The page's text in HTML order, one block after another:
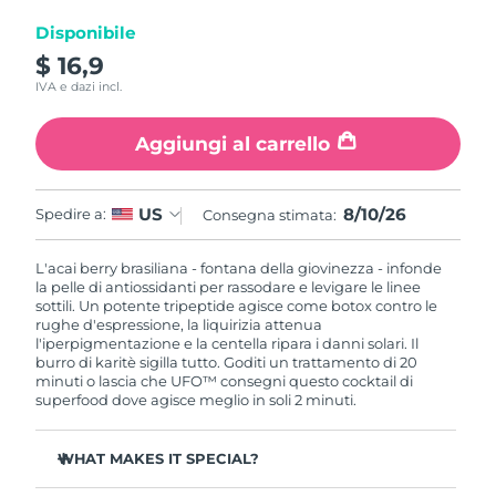
Disponibile
$ 16,9
IVA e dazi incl.
Aggiungi al carrello
Spedire a: US Consegna stimata: 8/10/26
L'acai berry brasiliana - fontana della giovinezza - infonde
la pelle di antiossidanti per rassodare e levigare le linee
sottili. Un potente tripeptide agisce come botox contro le
rughe d'espressione, la liquirizia attenua
l'iperpigmentazione e la centella ripara i danni solari. Il
burro di karitè sigilla tutto. Goditi un trattamento di 20
minuti o lascia che UFO™ consegni questo cocktail di
superfood dove agisce meglio in soli 2 minuti.
WHAT MAKES IT SPECIAL?
RAS di Macao
Malta Consegna stimata 8/9/26
Messico Consegna stimata
Monaco Consegna stimata 8/10/26
Paesi Bassi Consegna stimata8/9/26
Nuova Zelanda Consegna stimata8/9/26
Norvegia
Oman